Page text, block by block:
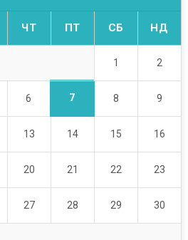
ЧТ ПТ СБ НД
1 2
6 7 8 9
13 14 15 16
20 21 22 23
27 28 29 30